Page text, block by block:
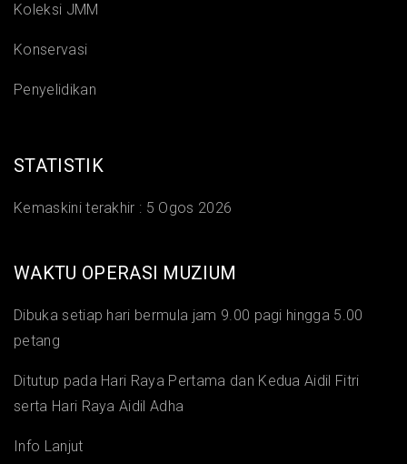
Koleksi JMM
Konservasi
Penyelidikan
STATISTIK
Kemaskini terakhir : 5 Ogos 2026
WAKTU OPERASI MUZIUM
Dibuka setiap hari bermula jam 9.00 pagi hingga 5.00
petang
Ditutup pada Hari Raya Pertama dan Kedua Aidil Fitri
serta Hari Raya Aidil Adha
Info Lanjut